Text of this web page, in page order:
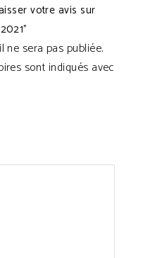
votre avis sur
ne sera pas publiée.
sont indiqués avec